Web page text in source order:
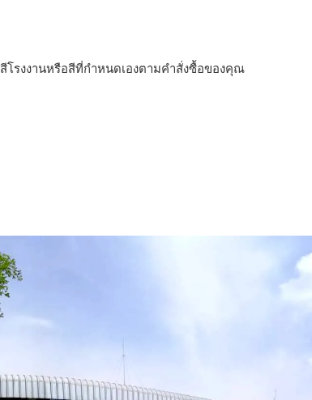
สีโรงงานหรือสีที่กำหนดเองตามคำสั่งซื้อของคุณ